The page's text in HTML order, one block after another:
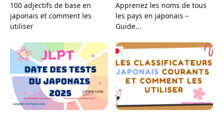
100 adjectifs de base en
japonais et comment les
utiliser
Apprenez les noms de tous
les pays en japonais –
Guide...